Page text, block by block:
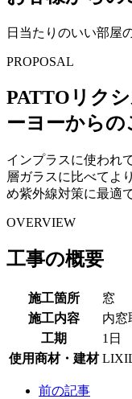
日当たりのいい部屋
PROPOSAL
PATTOリク
ーヨーからの
インプラスに使われ
層ガラスに比べてよ
め紫外線対策に最適
OVERVIEW
工事の概要
施工箇所
窓
施工内容
内窓
工期
1日
使用商材・建材
前の記事